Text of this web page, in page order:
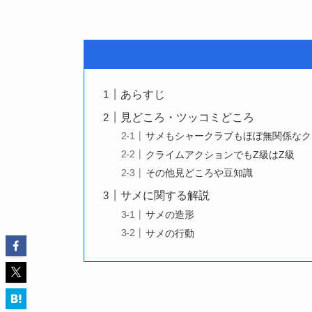
あらすじ
見どころ・ツッコミどころ
サメもシャークラブもほぼ無関係な
クライムアクションでもZ級はZ級
その他見どころや豆知識
サメに関する解説
サメの造形
サメの行動